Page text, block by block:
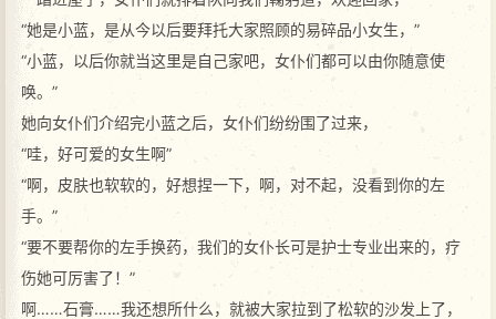
“她是小蓝，是从今以后要拜托大家照顾的易碎品小女生，”
“小蓝，以后你就当这里是自己家吧，女仆们都可以由你随意使
唤。”
她向女仆们介绍完小蓝之后，女仆们纷纷围了过来，
“哇，好可爱的女生啊”
“啊，皮肤也软软的，好想捏一下，啊，对不起，没看到你的左
手。”
“要不要帮你的左手换药，我们的女仆长可是护士专业出来的，疗
伤她可厉害了！”
啊……石膏……我还想所什么，就被大家拉到了松软的沙发上了，